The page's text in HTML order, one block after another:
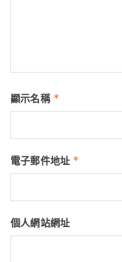
顯示名稱 *
電子郵件地址 *
個人網站網址